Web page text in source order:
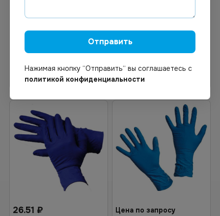
Risk Ambulance р.L 50шт/
Узнать цену
р.L AVIORA " 5 ЗВЕЗД" 1/1
В корзину
26.51 ₽ Цена по запросу
Отправить
Нажимая кнопку “Отправить“ вы соглашаетесь с
политикой конфиденциальности